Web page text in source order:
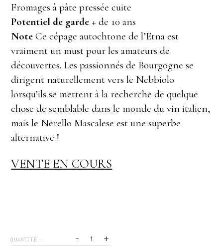
Fromages à pâte pressée cuite
Potentiel de garde + de 10 ans
Note Ce cépage autochtone de l’Etna est
vraiment un must pour les amateurs de
découvertes. Les passionnés de Bourgogne se
dirigent naturellement vers le Nebbiolo
lorsqu’ils se mettent à la recherche de quelque
chose de semblable dans le monde du vin italien,
mais le Nerello Mascalese est une superbe
alternative !
VENTE EN COURS
QUANTITÉ : - +